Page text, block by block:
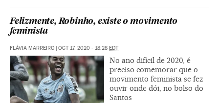
Felizmente, Robinho, existe o movimento
feminista
FLÁVIA MARREIRO OCT 17, 2020 - 18:28 EDT
No ano difícil de 2020, é
preciso comemorar que o
movimento feminista se fez
ouvir onde dói, no bolso do
Santos